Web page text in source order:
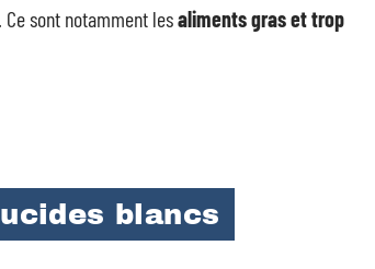
Ce sont notamment lesaliments gras et trop
blancs